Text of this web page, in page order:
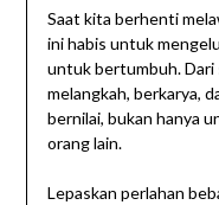
Saat kita berhenti
ini habis untuk
untuk bertumbuh. Dari
melangkah, berkarya,
bernilai, bukan hanya
orang lain.
Lepaskan perlahan